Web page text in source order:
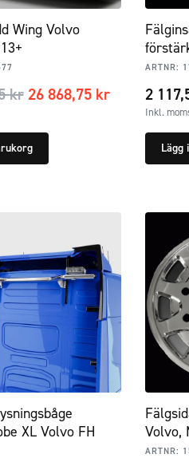
Wing Volvo
kr 26 868,75 kr
ARTNR:
2
Inkl.
Lägg
XL Volvo FH
Volvo,
ARTNR: